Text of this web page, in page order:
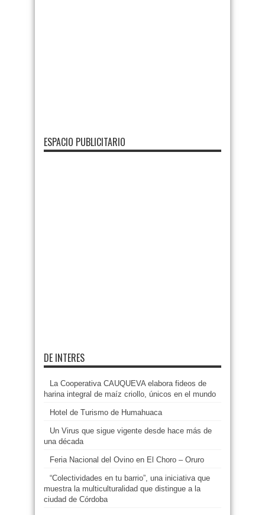
ESPACIO PUBLICITARIO
DE INTERES
La Cooperativa CAUQUEVA elabora fideos de
harina integral de maíz criollo, únicos en el mundo
Hotel de Turismo de Humahuaca
Un Virus que sigue vigente desde hace más de
una década
Feria Nacional del Ovino en El Choro – Oruro
“Colectividades en tu barrio”, una iniciativa que
muestra la multiculturalidad que distingue a la
ciudad de Córdoba